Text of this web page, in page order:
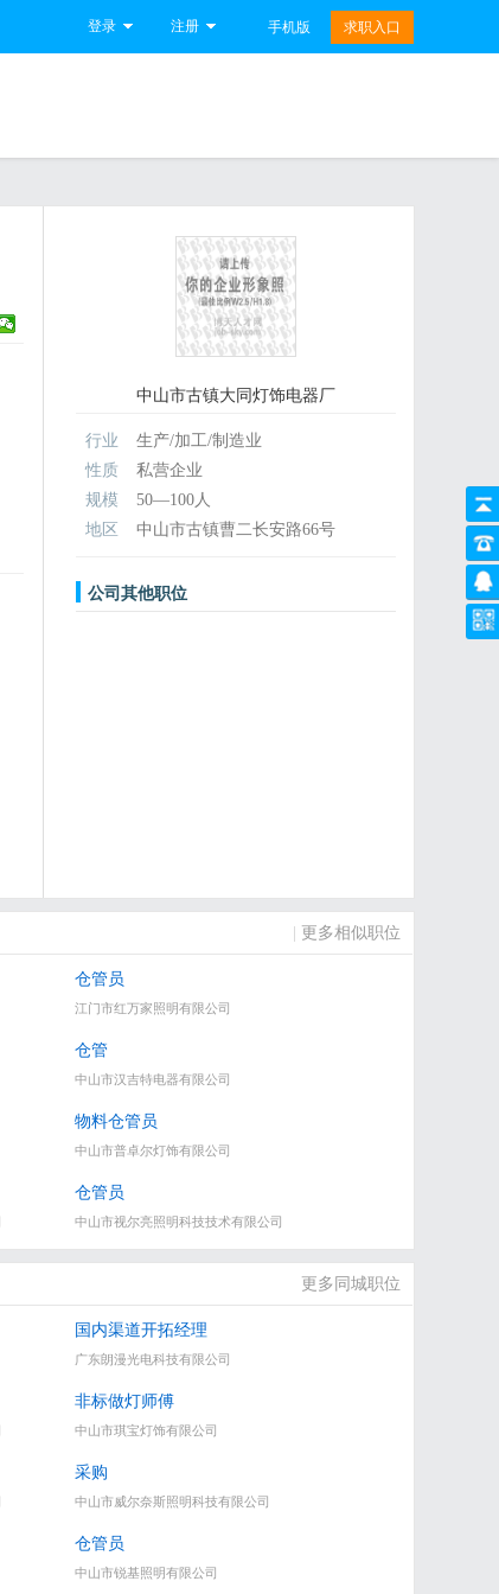
手机版 求职入口
注册
登录
中山市古镇大同灯饰电器厂
行业
生产/加工/制造业
性质
私营企业
规模
50—100人
地区
中山市古镇曹二长安路66号
公司其他职位
| 更多相似职位
仓管员
江门市红万家照明有限公司
仓管
中山市汉吉特电器有限公司
物料仓管员
中山市普卓尔灯饰有限公司
仓管员
中山市视尔亮照明科技技术有限公司
更多同城职位
国内渠道开拓经理
广东朗漫光电科技有限公司
非标做灯师傅
中山市琪宝灯饰有限公司
采购
中山市威尔奈斯照明科技有限公司
仓管员
中山市锐基照明有限公司